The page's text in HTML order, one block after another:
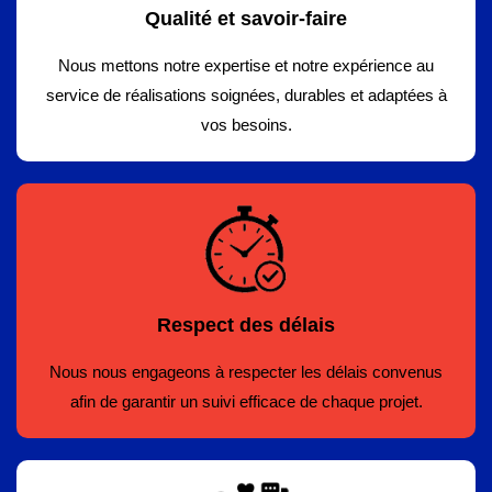
Qualité et savoir-faire
Nous mettons notre expertise et notre expérience au
service de réalisations soignées, durables et adaptées à
vos besoins.
Respect des délais
Nous nous engageons à respecter les délais convenus
afin de garantir un suivi efficace de chaque projet.